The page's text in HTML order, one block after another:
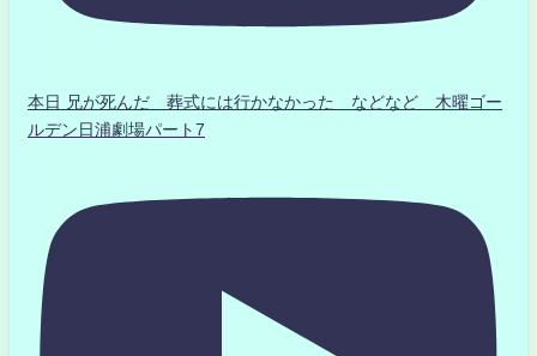
本日 兄が死んだ 葬式には行かなかった などなど 木曜ゴー
ルデン日浦劇場パート7